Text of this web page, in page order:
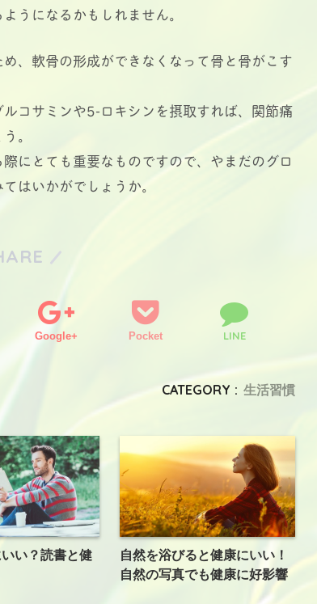
うになるかもしれません。
、軟骨の形成ができなくなって骨と骨がこす
コサミンや5-ロキシンを摂取すれば、関節痛
。
にとても重要なものですので、やまだのグロ
はいかがでしょうか。
Google+ Pocket LINE
CATEGORY : 生活習慣
い？読書と健
自然を浴びると健康にいい！
自然の写真でも健康に好影響